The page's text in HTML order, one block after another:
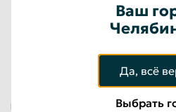
Оцинкованный лом
Нажимая на кнопку «Оставить
Ваш
Да, всё
Выбрать